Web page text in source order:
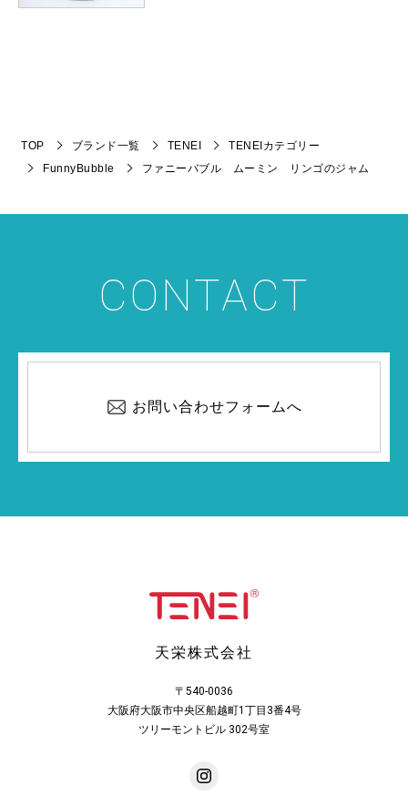
TOP ブランド一覧 TENEI
TENEIカテゴリー
FunnyBubble
ファニーバブル ムーミン リンゴのジャム
CONTACT
お問い合わせフォームへ
天栄株式会社
〒540-0036
大阪府大阪市中央区船越町1丁目3番4号
ツリーモントビル 302号室